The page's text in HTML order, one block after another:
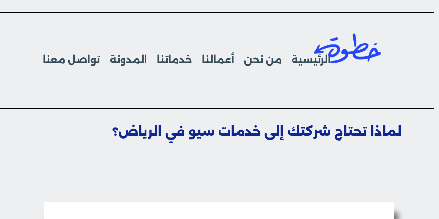
الرئيسية من نحن أعمالنا خدماتنا المدونة تواصل معنا
لماذا تحتاج شركتك إلى خدمات سيو في الرياض؟